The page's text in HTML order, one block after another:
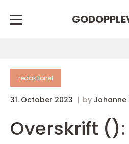
redaktionel
31. October 2023 by Johanne
Overskrift ():